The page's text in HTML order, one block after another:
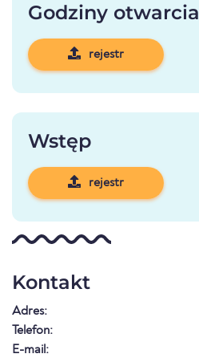
Godziny otwarcia
rejestr
Wstęp
rejestr
Kontakt
Adres:
Telefon:
E-mail: